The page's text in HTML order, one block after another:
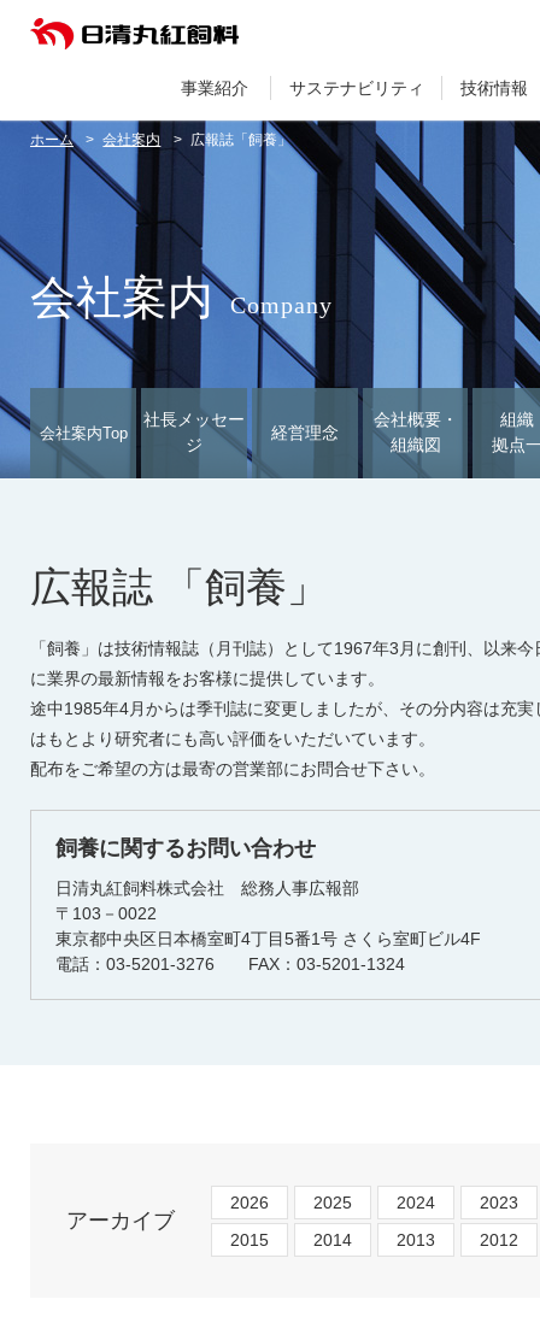
事業紹介 サステナビリティ 技術情報
ホーム 会社案内 広報誌「飼養」
会社案内 Company
会社案内Top
社長メッセー
ジ
経営理念
会社概要・
組織図
組織
拠点
広報誌 「飼養」
「飼養」は技術情報誌（月刊誌）として1967年3月に創刊、以来今
に業界の最新情報をお客様に提供しています。
途中1985年4月からは季刊誌に変更しましたが、その分内容は充実
はもとより研究者にも高い評価をいただいています。
配布をご希望の方は最寄の営業部にお問合せ下さい。
飼養に関するお問い合わせ
日清丸紅飼料株式会社 総務人事広報部
〒103－0022
東京都中央区日本橋室町4丁目5番1号 さくら室町ビル4F
電話：03-5201-3276 FAX：03-5201-1324
アーカイブ
2026 2025 2024
2023
2015
2014 2013 2012